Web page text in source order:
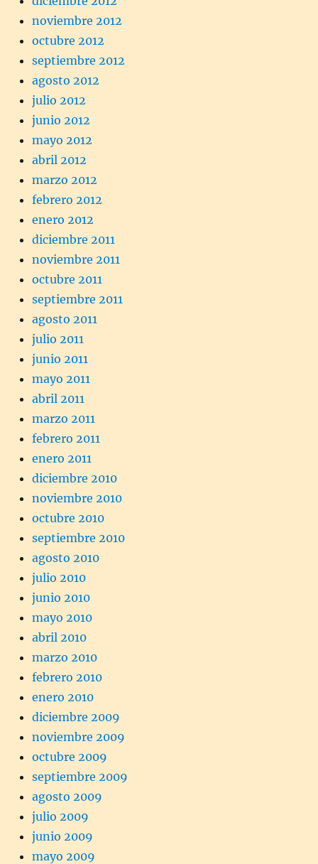
noviembre 2012
octubre 2012
septiembre 2012
agosto 2012
julio 2012
junio 2012
mayo 2012
abril 2012
marzo 2012
febrero 2012
enero 2012
diciembre 2011
noviembre 2011
octubre 2011
septiembre 2011
agosto 2011
julio 2011
junio 2011
mayo 2011
abril 2011
marzo 2011
febrero 2011
enero 2011
diciembre 2010
noviembre 2010
octubre 2010
septiembre 2010
agosto 2010
julio 2010
junio 2010
mayo 2010
abril 2010
marzo 2010
febrero 2010
enero 2010
diciembre 2009
noviembre 2009
octubre 2009
septiembre 2009
agosto 2009
julio 2009
junio 2009
mayo 2009